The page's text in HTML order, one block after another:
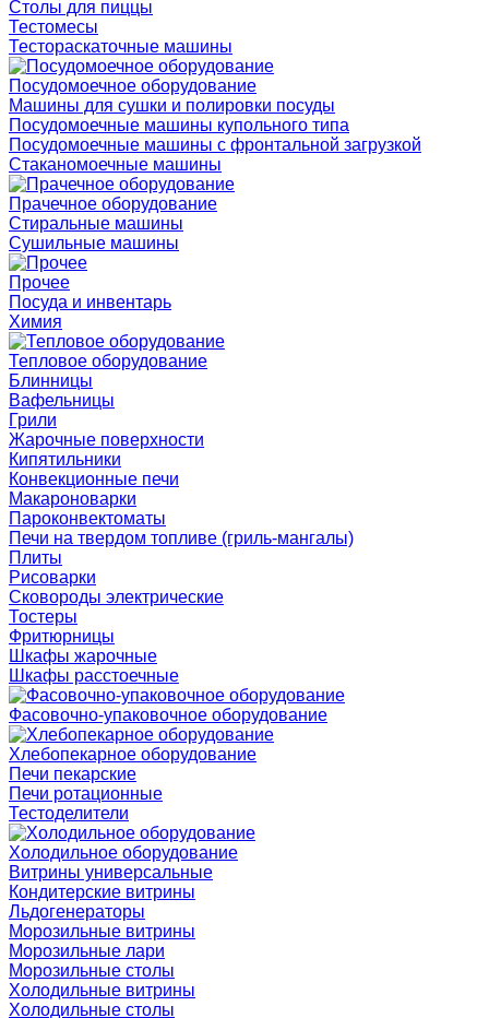
Столы для пиццы
Тестомесы
Тестораскаточные машины
Посудомоечное оборудование
Машины для сушки и полировки посуды
Посудомоечные машины купольного типа
Посудомоечные машины с фронтальной загрузкой
Стаканомоечные машины
Прачечное оборудование
Стиральные машины
Сушильные машины
Прочее
Посуда и инвентарь
Химия
Тепловое оборудование
Блинницы
Вафельницы
Грили
Жарочные поверхности
Кипятильники
Конвекционные печи
Макароноварки
Пароконвектоматы
Печи на твердом топливе (гриль-мангалы)
Плиты
Рисоварки
Сковороды электрические
Тостеры
Фритюрницы
Шкафы жарочные
Шкафы расстоечные
Фасовочно-упаковочное оборудование
Хлебопекарное оборудование
Печи пекарские
Печи ротационные
Тестоделители
Холодильное оборудование
Витрины универсальные
Кондитерские витрины
Льдогенераторы
Морозильные витрины
Морозильные лари
Морозильные столы
Холодильные витрины
Холодильные столы